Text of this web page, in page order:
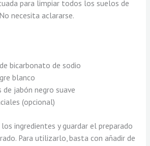
para limpiar todos los suelos de
necesita aclararse.
bicarbonato de sodio
blanco
de jabón negro suave
(opcional)
ingredientes y guardar el preparado
Para utilizarlo, basta con añadir de